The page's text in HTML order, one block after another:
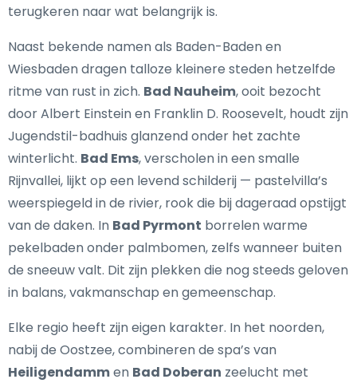
terugkeren naar wat belangrijk is.
Naast bekende namen als Baden-Baden en
Wiesbaden dragen talloze kleinere steden hetzelfde
ritme van rust in zich. Bad Nauheim, ooit bezocht
door Albert Einstein en Franklin D. Roosevelt, houdt zijn
Jugendstil-badhuis glanzend onder het zachte
winterlicht. Bad Ems, verscholen in een smalle
Rijnvallei, lijkt op een levend schilderij — pastelvilla’s
weerspiegeld in de rivier, rook die bij dageraad opstijgt
van de daken. In Bad Pyrmont borrelen warme
pekelbaden onder palmbomen, zelfs wanneer buiten
de sneeuw valt. Dit zijn plekken die nog steeds geloven
in balans, vakmanschap en gemeenschap.
Elke regio heeft zijn eigen karakter. In het noorden,
nabij de Oostzee, combineren de spa’s van
Heiligendammen Bad Doberan zeelucht met